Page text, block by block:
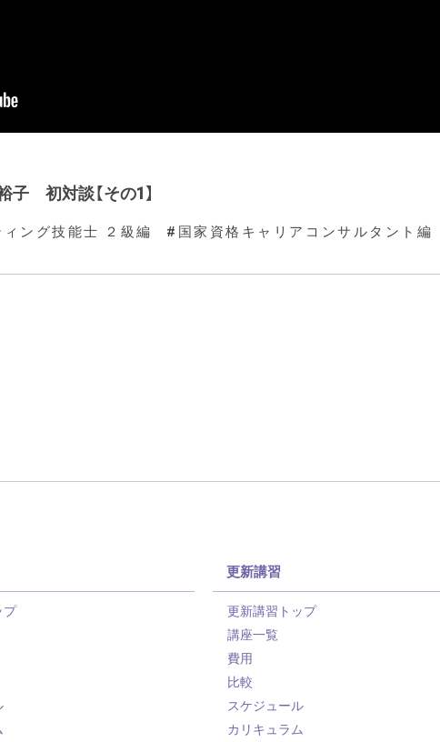
子 初対談【その1】
ング技能士 ２級編 国家資格キャリアコンサルタント編
プ
更新講習
更新講習トップ
講座一覧
費用
比較
スケジュール
カリキュラム